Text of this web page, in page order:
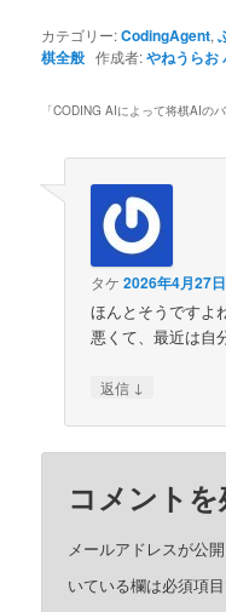
カテゴリー:CodingAgent,
棋全般 作成者:やねうらお
「CODING AIによって将棋AIの
タケ 2026年4月27
ほんとそうですよ
悪くて、最近は自
返信 ↓
コメント
メールアドレスが公
いている欄は必須項